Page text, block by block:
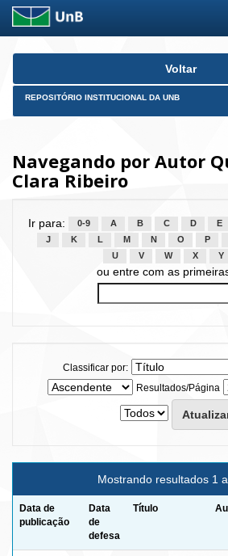
Skip
Voltar
REPOSITÓRIO INSTITUCIONAL DA UNB
Navegando por Autor
Clara Ribeiro
Ir para: 0-9 A B C D E
J
K L M N O P
U
V W X Y
ou entre com as
Classificar por:
Resultados/Página
Mostrando resultados 1
Data de
publicação
Data
de
defesa
Título